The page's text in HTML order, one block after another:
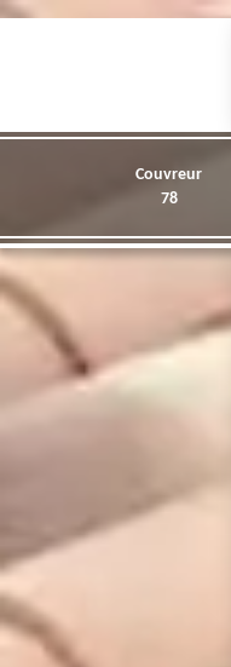
Couvreur
78